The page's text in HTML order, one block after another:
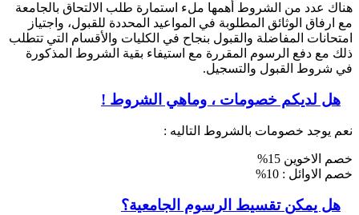
هناك عدد من الشروط أهمها ملء استمارة طلب الالتحاق بالجامعة
مع ارفاق الوثائق المطلوبة في المواعيد المحددة للقبول، واجتياز
امتحانات المفاضلة والقبول بنجاح في الكليات والأقسام التي تتطلب
ذلك مع دفع الرسوم المقررة مع استيفاء بقية الشروط المذكورة
في شروط القبول والتسجيل.
هل لديكم خصومات ، وماهي الشروط !
نعم يوجد خصومات بالشروط التاليه :
خصم الاخوين 15%
خصم الاوائل : 10%
هل يمكن تقسيط الرسوم الجامعية؟